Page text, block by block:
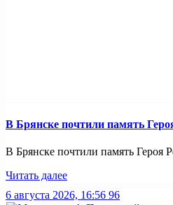
В Брянске почтили память
В Брянске почтили память Героя
Читать далее
6 августа 2026, 16:56 96